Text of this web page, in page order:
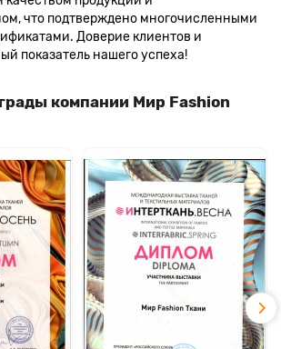
что подтверждено многочисленными
Доверие клиентов и
показатель нашего успеха!
компании Мир Fashion